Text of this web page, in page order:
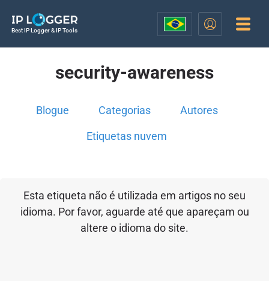
Best IP Logger & IP Tools
security-awareness
Blogue Categorias Autores
Etiquetas nuvem